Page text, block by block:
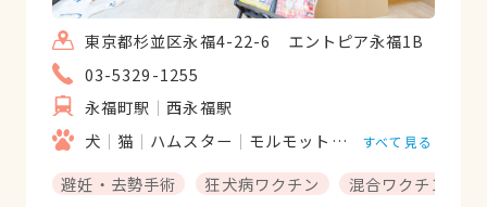
東京都杉並区永福4-22-6 エントピア永福1B
03-5329-1255
永福町駅
西永福駅
犬
猫 ハムスター モルモット フェレット
すべて見る
避妊・去勢手術 狂犬病ワクチン 混合ワクチン